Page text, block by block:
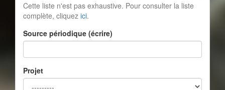
Cette liste n'est pas exhaustive. Pour consulter la liste
complète, cliquez ici.
Source périodique (écrire)
Projet